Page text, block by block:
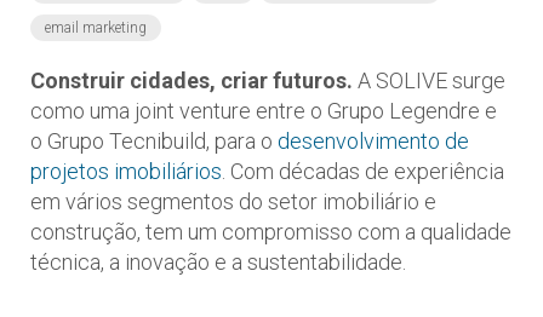
email marketing
Construir cidades, criar futuros. A SOLIVE surge
como uma joint venture entre o Grupo Legendre e
o Grupo Tecnibuild, para o desenvolvimento de
projetos imobiliários . Com décadas de experiência
em vários segmentos do setor imobiliário e
construção, tem um compromisso com a qualidade
técnica, a inovação e a sustentabilidade.